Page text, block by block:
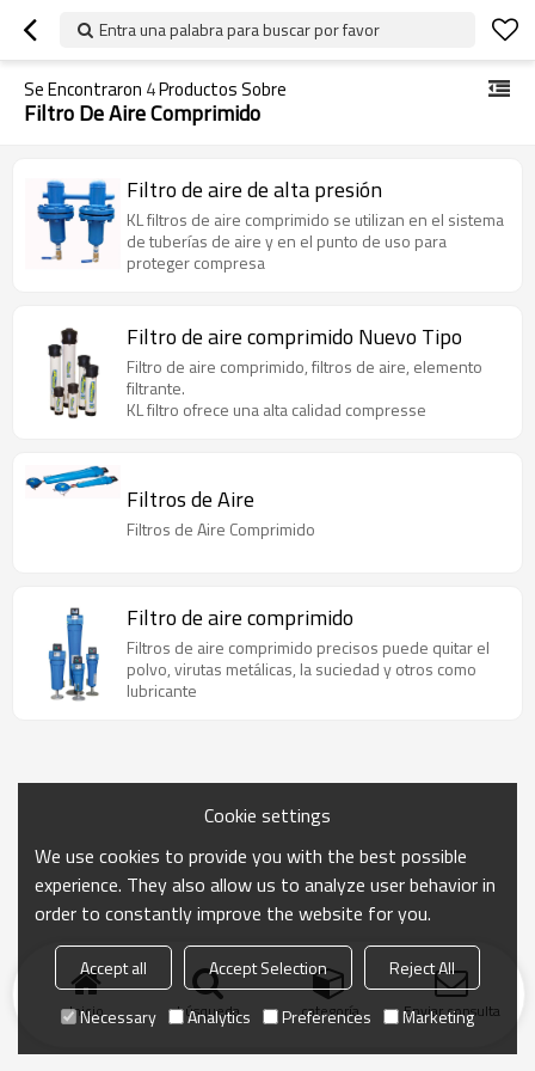
Entra una palabra para buscar por favor
Se Encontraron 4Productos Sobre
Filtro De Aire Comprimido
Filtro de aire de alta presión
KL filtros de aire comprimido se utilizan en el sistema
de tuberías de aire y en el punto de uso para
proteger compresa
Filtro de aire comprimido Nuevo Tipo
Filtro de aire comprimido, filtros de aire, elemento
filtrante.
KL filtro ofrece una alta calidad compresse
Filtros de Aire
Filtros de Aire Comprimido
Filtro de aire comprimido
Filtros de aire comprimido precisos puede quitar el
polvo, virutas metálicas, la suciedad y otros como
lubricante
Inicio búsqueda categoría Enviar consulta
Cookie settings
We use cookies to provide you with the best possible
experience. They also allow us to analyze user behavior in
order to constantly improve the website for you.
Accept all Accept Selection
Reject All
Necessary
Analytics Preferences Marketing